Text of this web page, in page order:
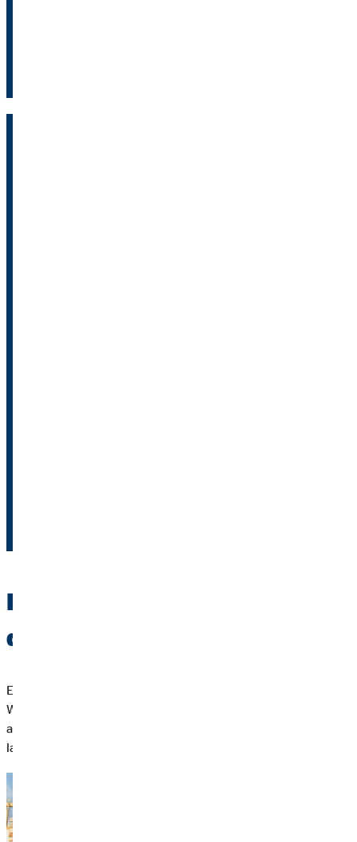
Eine Finanzierung auf die du
dich verlassen kannst
Eine flexible Immobilienfinanzierung ist die Basis für deinen
Weg ins eigene Zuhause. Sie passt sich deiner Lebenssituation
an, gibt dir Planungssicherheit und hilft dir, deine Kosten
langfristig im Blick zu behalten.